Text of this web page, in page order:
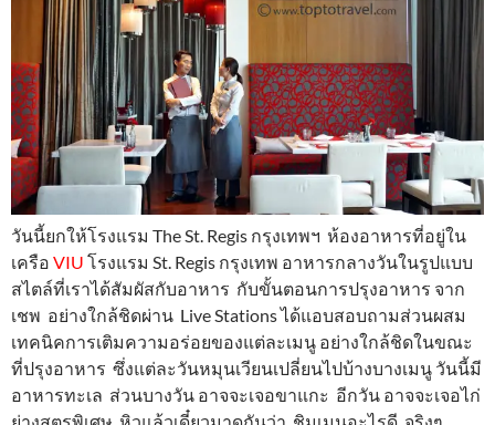
วันนี้ยกให้โรงแรม The St. Regis กรุงเทพฯ ห้องอาหารที่อยู่ใน
เครือ VIU โรงแรม St. Regis กรุงเทพ อาหารกลางวันในรูปแบบ
สไตล์ที่เราได้สัมผัสกับอาหาร กับขั้นตอนการปรุงอาหาร จาก
เชพ อย่างใกล้ชิดผ่าน Live Stations ได้แอบสอบถามส่วนผสม
เทคนิคการเติมความอร่อยของแต่ละเมนู อย่างใกล้ชิดในขณะ
ที่ปรุงอาหาร ซึ่งแต่ละวันหมุนเวียนเปลี่ยนไปบ้างบางเมนู วันนี้มี
อาหารทะเล ส่วนบางวัน อาจจะเจอขาแกะ อีกวัน อาจจะเจอไก่